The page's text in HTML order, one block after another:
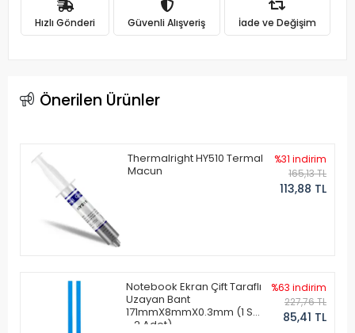
Hızlı Gönderi Güvenli Alışveriş İade ve Değişim
Önerilen Ürünler
Thermalright HY510 Termal
Macun
%31 indirim
165,13 TL
113,88 TL
Notebook Ekran Çift Taraflı
Uzayan Bant
171mmX8mmX0.3mm (1 Set
- 2 Adet)
%63 indirim
227,76 TL
85,41 TL